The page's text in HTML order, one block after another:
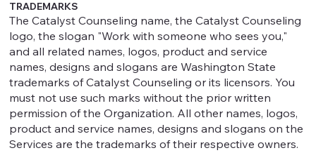
TRADEMARKS
The Catalyst Counseling name, the Catalyst Counseling
logo, the slogan "Work with someone who sees you,"
and all related names, logos, product and service
names, designs and slogans are Washington State
trademarks of Catalyst Counseling or its licensors. You
must not use such marks without the prior written
permission of the Organization. All other names, logos,
product and service names, designs and slogans on the
Services are the trademarks of their respective owners.